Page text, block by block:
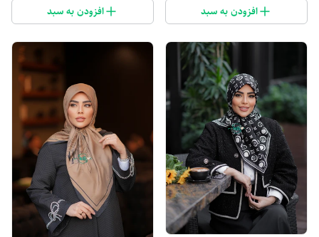
افزودن به سبد افزودن به سبد